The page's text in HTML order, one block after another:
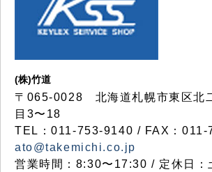
(株)竹道
〒065-0028 北海道札幌市東区北
目3〜18
TEL：011-753-9140 / FAX：011-
ato@takemichi.co.jp
営業時間：8:30〜17:30 / 定休日：